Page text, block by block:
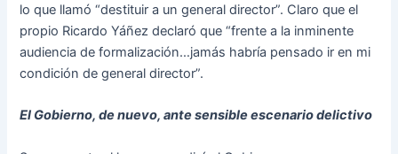
lo que llamó “destituir a un general director”. Claro que el
propio Ricardo Yáñez declaró que “frente a la inminente
audiencia de formalización…jamás habría pensado ir en mi
condición de general director”.
El Gobierno, de nuevo, ante sensible escenario delictivo